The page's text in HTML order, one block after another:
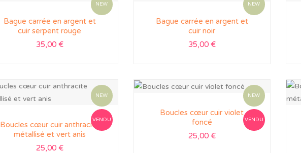
NEW
Bague carrée en argent et
cuir serpent rouge
35,00 €
NEW
Bague carrée en argent et
cuir noir
35,00 €
NEW
VENDU
Boucles cœur cuir anthracite
métallisé et vert anis
25,00 €
NEW
VENDU
Boucles cœur cuir violet
foncé
25,00 €